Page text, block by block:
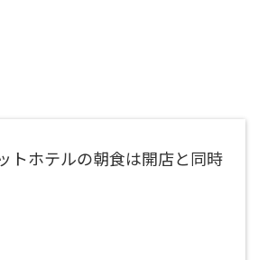
トホテルの朝食は開店と同時